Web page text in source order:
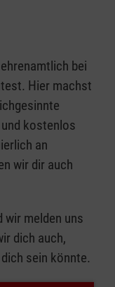
bei
Hier machst
kostenlos
an
wir dir auch
wir melden uns
dich auch,
sein könnte.